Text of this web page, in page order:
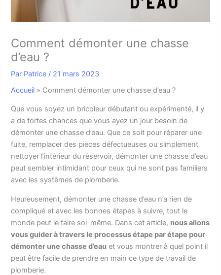
Comment démonter une chasse
d’eau ?
Par Patrice / 21 mars 2023
Accueil » Comment démonter une chasse d’eau ?
Que vous soyez un bricoleur débutant ou expérimenté, il y
a de fortes chances que vous ayez un jour besoin de
démonter une chasse d’eau. Que ce soit pour réparer une
fuite, remplacer des pièces défectueuses ou simplement
nettoyer l’intérieur du réservoir, démonter une chasse d’eau
peut sembler intimidant pour ceux qui ne sont pas familiers
avec les systèmes de plomberie.
Heureusement, démonter une chasse d’eau n’a rien de
compliqué et avec les bonnes étapes à suivre, tout le
monde peut le faire soi-même. Dans cet article, nous allons
vous guider à travers le processus étape par étape pour
démonter une chasse d’eau et vous montrer à quel point il
peut être facile de prendre en main ce type de travail de
plomberie.